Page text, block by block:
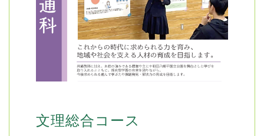
文理総合コース